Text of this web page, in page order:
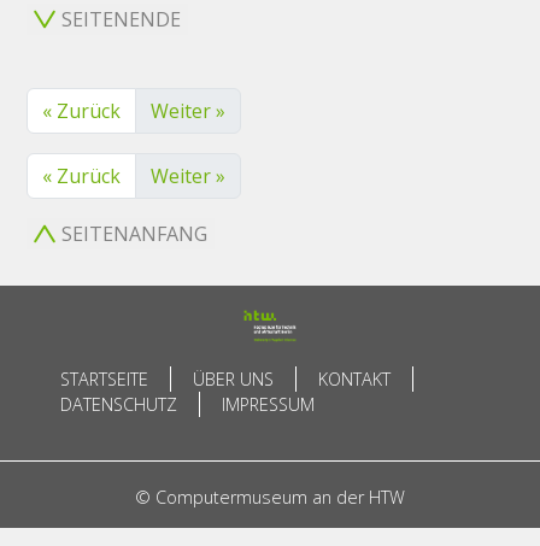
SEITENENDE
« Zurück Weiter »
« Zurück Weiter »
SEITENANFANG
STARTSEITE ÜBER UNS
KONTAKT
DATENSCHUTZ
IMPRESSUM
© Computermuseum an der HTW